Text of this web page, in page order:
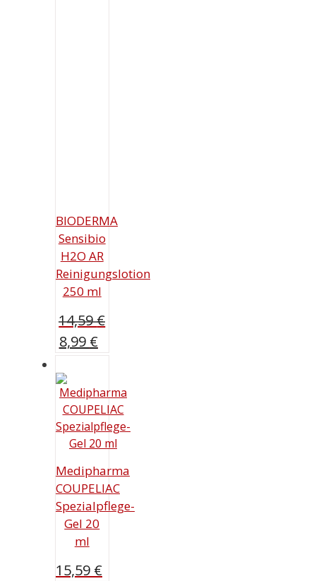
BIODERMA
Sensibio
H2O AR
Reinigungslotion
250 ml
14,59€
Ursprünglicher
war:
14,59 €
8,99 €Aktueller
8,99 €.
Medipharma
COUPELIAC
Spezialpflege-
Gel 20
ml
15,59 €